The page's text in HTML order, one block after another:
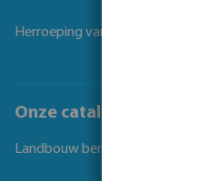
Herroeping van overeenkomst
Onze catalogi
Landbouw beregening